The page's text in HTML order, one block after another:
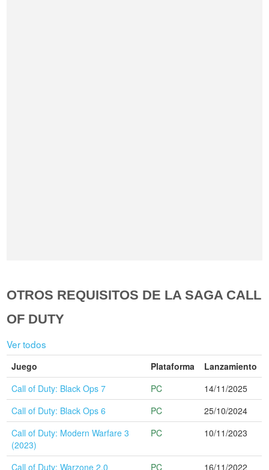
OTROS REQUISITOS DE LA SAGA CALL
OF DUTY
Ver todos
Juego Plataforma
Lanzamiento
Call of Duty: Black Ops 7
PC
14/11/2025
Call of Duty: Black Ops 6
PC
25/10/2024
Call of Duty: Modern Warfare 3
(2023)
PC 10/11/2023
Call of Duty: Warzone 2.0 PC 16/11/2022